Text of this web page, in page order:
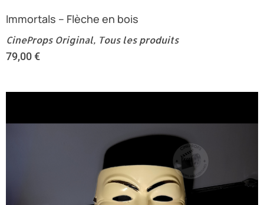
Immortals – Flèche en bois
CineProps Original, Tous les produits
79,00€